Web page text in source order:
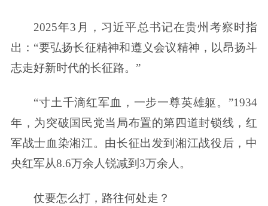
2025年3月，习近平总书记在贵州考察时指
出：“要弘扬长征精神和遵义会议精神，以昂扬斗
志走好新时代的长征路。”
“寸土千滴红军血，一步一尊英雄躯。”1934
年，为突破国民党当局布置的第四道封锁线，红
军战士血染湘江。由长征出发到湘江战役后，中
央红军从8.6万余人锐减到3万余人。
仗要怎么打，路往何处走？